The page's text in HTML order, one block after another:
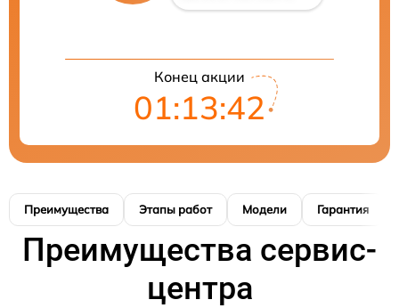
Конец акции
01:13:42
Преимущества Этапы работ Модели Гарантия
Преимущества сервис-
центра